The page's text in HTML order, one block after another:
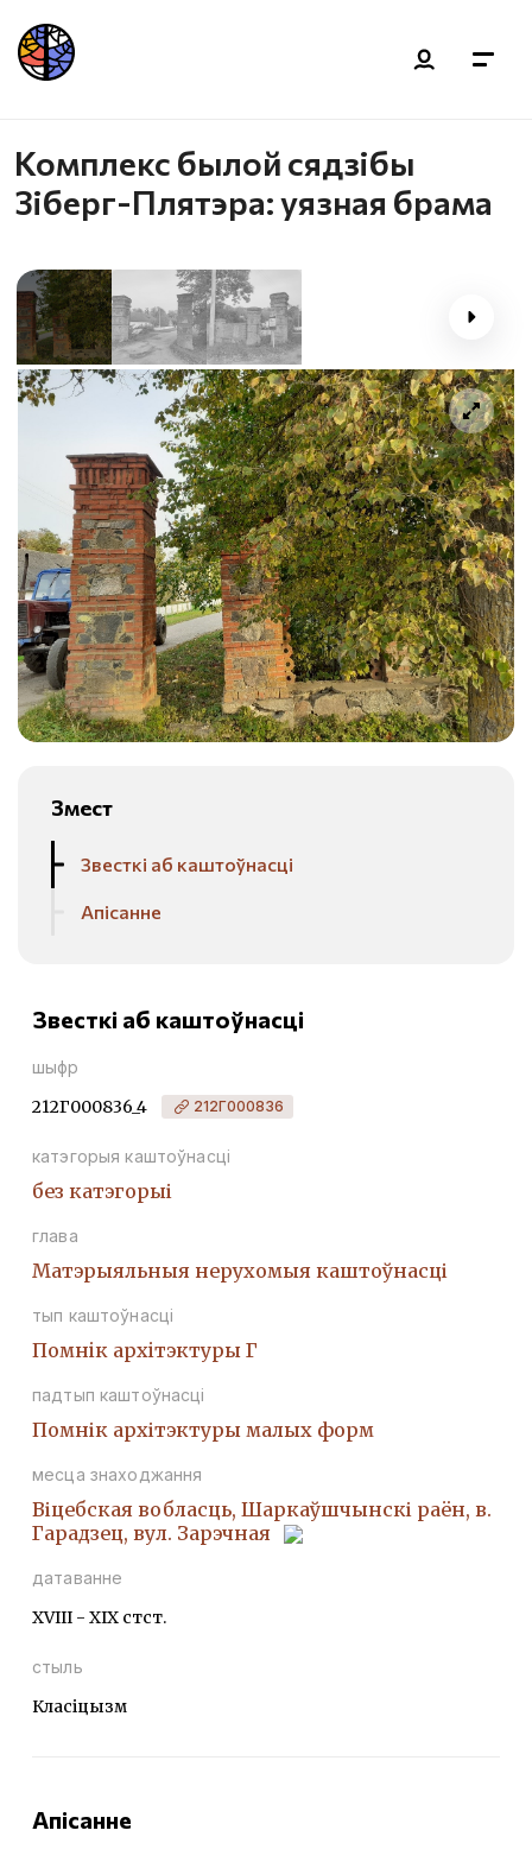
Комплекс былой сядзібы
Зіберг-Плятэра: уязная брама
Змест
Звесткі аб каштоўнасці
Апісанне
Звесткі аб каштоўнасці
шыфр
212Г000836_4 212Г000836
катэгорыя каштоўнасці
без катэгорыі
глава
Матэрыяльныя нерухомыя каштоўнасці
тып каштоўнасці
Помнiк архiтэктуры Г
падтып каштоўнасці
Помнік архітэктуры малых форм
месца знаходжання
Віцебская вобласць, Шаркаўшчынскі раён, в.
Гарадзец, вул. Зарэчная
датаванне
ХVIII - ХIХ стст.
стыль
Класіцызм
Апісанне